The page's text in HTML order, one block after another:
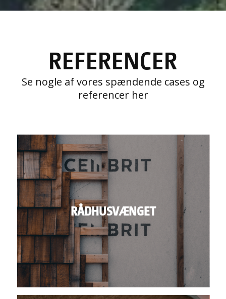
REFERENCER
Se nogle af vores spændende cases og
referencer her
RÅDHUSVÆNGET